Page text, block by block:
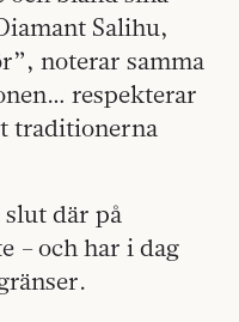
Salihu,
noterar samma
respekterar
traditionerna
där på
– och har i dag